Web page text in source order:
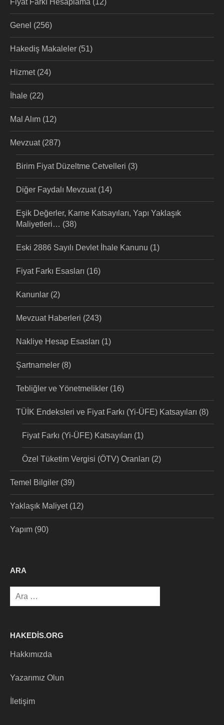
Genel (256)
Hakediş Makaleler (51)
Hizmet(24)
İhale (22)
Mal Alım (12)
Mevzuat(287)
Birim Fiyat Düzeltme Cetvelleri (3)
Diğer Faydalı Mevzuat(14)
Eşik Değerler, Karne Katsayıları, Yapı Yaklaşık
Maliyetleri… (38)
Eski 2886 Sayılı Devlet İhale Kanunu (1)
Fiyat Farkı Esasları (16)
Kanunlar (2)
Mevzuat Haberleri (243)
Nakliye Hesap Esasları (1)
Şartnameler (8)
Tebliğler ve Yönetmelikler (16)
TÜİK Endeksleri ve Fiyat Farkı (Yi-ÜFE) Katsayıları (8)
Fiyat Farkı (Yi-ÜFE) Katsayıları (1)
Özel Tüketim Vergisi (ÖTV) Oranları (2)
Temel Bilgiler (39)
Yaklaşık Maliyet(12)
Yapım (90)
ARA
Arama:
HAKEDIS.ORG
Hakkımızda
Yazarımız Olun
İletişim